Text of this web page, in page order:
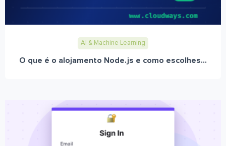
AI & Machine Learning
O que é o alojamento Node.js e como escolhes...